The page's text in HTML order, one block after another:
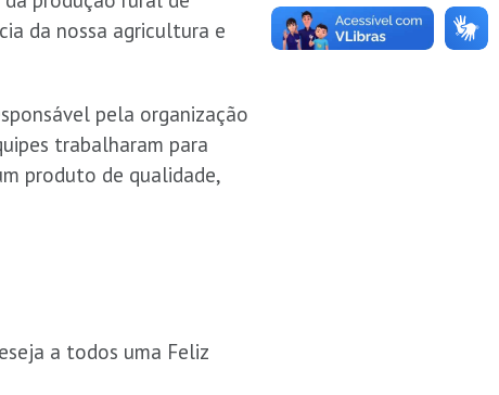
da nossa agricultura e
pela organização
trabalharam para
produto de qualidade,
a todos uma Feliz